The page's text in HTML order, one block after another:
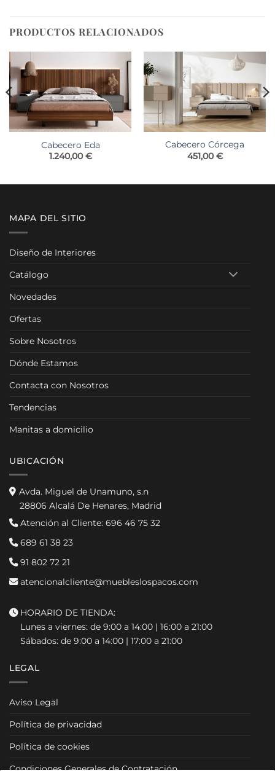
PRODUCTOS RELACIONADOS
Cabecero Eda
1.240,00€
Cabecero Córcega
451,00€
€
MAPA DEL SITIO
Diseño de Interiores
Catálogo
Novedades
Ofertas
Sobre Nosotros
Dónde Estamos
Contacta con Nosotros
Tendencias
Manitas a domicilio
UBICACIÓN
Avda. Miguel de Unamuno, s.n
28806 Alcalá De Henares, Madrid
Atención al Cliente: 696 46 75 32
689 61 38 23
91 802 72 21
atencionalcliente@muebleslospacos.com
HORARIO DE TIENDA:
Lunes a viernes: de 9:00 a 14:00 | 16:00 a 21:00
Sábados: de 9:00 a 14:00 | 17:00 a 21:00
LEGAL
Aviso Legal
Política de privacidad
Política de cookies
Condiciones Generales de Contratación